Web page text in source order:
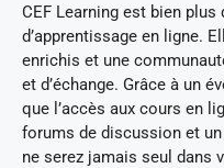
CEF Learning est bien
d’apprentissage en ligne.
enrichis et une
et d’échange. Grâce à un
que l’accès aux cours en
forums de discussion et un
ne serez jamais seul dans